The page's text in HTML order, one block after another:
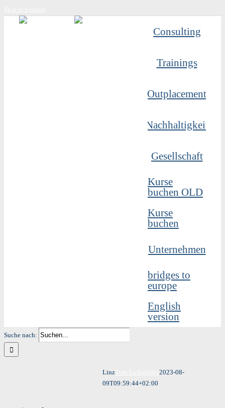
Consulting
Trainings
Outplacement
Nachhaltigkeit
Gesellschaft
Kurse
buchen OLD
Kurse
buchen
Unternehmen
bridges to
europe
English
version
Suche nach:
LinzTom Eichstädter 2023-08-
09T09:59:44+02:00